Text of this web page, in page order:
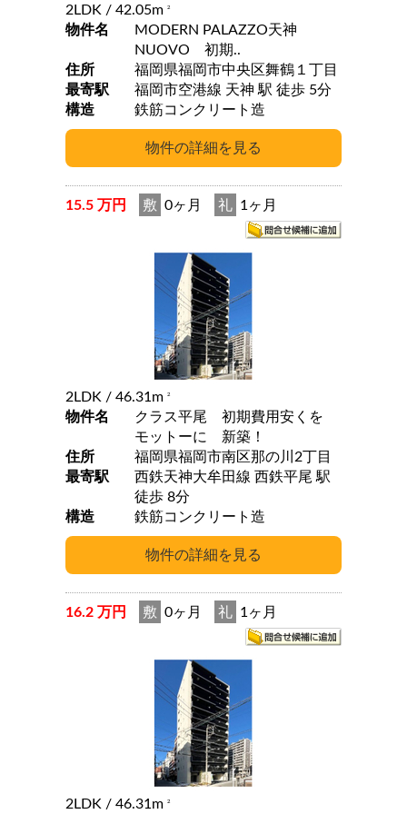
2LDK / 42.05m 2
物件名
MODERN PALAZZO天神
NUOVO 初期..
住所
福岡県福岡市中央区舞鶴１丁目
最寄駅
福岡市空港線 天神 駅 徒歩 5分
構造
鉄筋コンクリート造
15.5 万円 敷 0ヶ月 礼 1ヶ月
2LDK / 46.31m 2
物件名
クラス平尾 初期費用安くを
モットーに 新築！
住所
福岡県福岡市南区那の川2丁目
最寄駅
西鉄天神大牟田線 西鉄平尾 駅
徒歩 8分
構造
鉄筋コンクリート造
16.2 万円 敷 0ヶ月 礼 1ヶ月
2LDK / 46.31m 2